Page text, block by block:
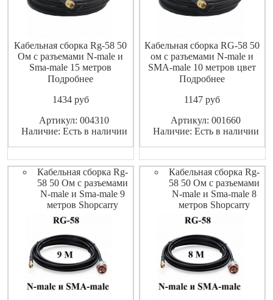
Кабельная сборка Rg-58 50
Ом с разъемами N-male и
Sma-male 15 метров
ShopCarry
Подробнее
1434pуб
Артикул: 004310
Наличие: Есть в наличии
Кабельная сборка RG-58 50
ом с разъемами N-male и
SMA-male 10 метров цвет
кабельной сборки черный
Подробнее
1147 pуб
Артикул: 001660
Наличие: Есть в наличии
Кабельная сборка Rg-
58 50 Ом с разъемами
N-male и Sma-male 9
метров Shopcarry
Кабельная сборка Rg-
58 50 Ом с разъемами
N-male и Sma-male 8
метров Shopcarry